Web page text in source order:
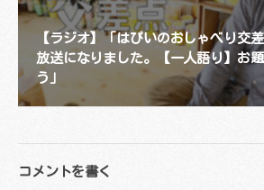
【ラジオ】「はぴいのおしゃべり交
放送になりました。【一人語り】お
う」
コメントを書く